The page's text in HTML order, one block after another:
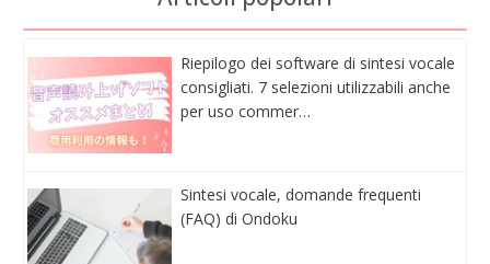
Riepilogo dei software di sintesi vocale
consigliati. 7 selezioni utilizzabili anche
per uso commer…
Sintesi vocale, domande frequenti
(FAQ) di Ondoku